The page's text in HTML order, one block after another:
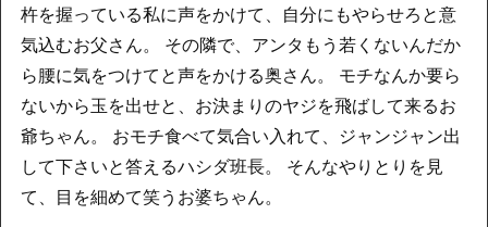
杵を握っている私に声をかけて、自分にもやらせろと意
気込むお父さん。 その隣で、アンタもう若くないんだか
ら腰に気をつけてと声をかける奥さん。 モチなんか要ら
ないから玉を出せと、お決まりのヤジを飛ばして来るお
爺ちゃん。 おモチ食べて気合い入れて、ジャンジャン出
して下さいと答えるハシダ班長。 そんなやりとりを見
て、目を細めて笑うお婆ちゃん。